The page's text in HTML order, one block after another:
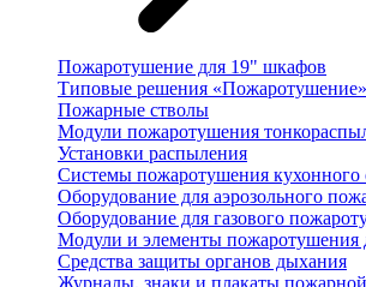
Пожаротушение для 19" шкафов
Типовые решения «Пожаротушение»
Пожарные стволы
Модули пожаротушения
Установки распыления
Системы пожаротушения кухонного
Оборудование для аэрозольного
Оборудование для газового
Модули и элементы пожаротушения
Средства защиты органов дыхания
Журналы, знаки и плакаты пожарной